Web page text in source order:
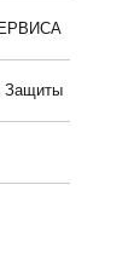
Защиты